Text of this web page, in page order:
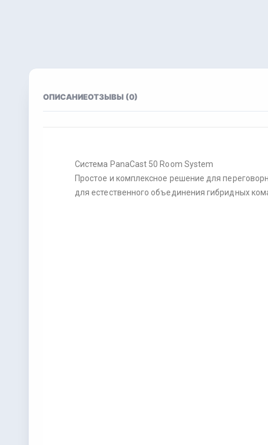
ОПИСАНИЕОТЗЫВЫ (0)
Система PanaCast 50 Room System
Простое и комплексное решение для
для естественного объединения гибридных